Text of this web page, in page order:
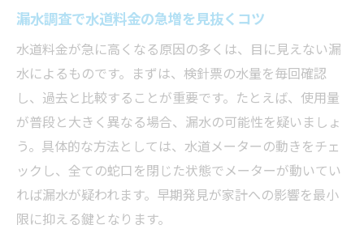
漏水調査と検針票の見方を基礎から解説
横浜市水道局の検針票で確認すべき点
水道検針票の到着時に漏水調査を始めるコ
ツ
横浜市の検針票変更と漏水調査の最新事情
漏水調査結果を検針票に反映させる手順
検針票の不明点は漏水調査で解決できるか
水道検針日を活用した家庭での漏水チェック法
漏水調査で水道料金の急増を見抜くコツ
水道料金が急に高くなる原因の多くは、目に見えない漏
水によるものです。まずは、検針票の水量を毎回確認
し、過去と比較することが重要です。たとえば、使用量
が普段と大きく異なる場合、漏水の可能性を疑いましょ
う。具体的な方法としては、水道メーターの動きをチェ
ックし、全ての蛇口を閉じた状態でメーターが動いてい
れば漏水が疑われます。早期発見が家計への影響を最小
限に抑える鍵となります。